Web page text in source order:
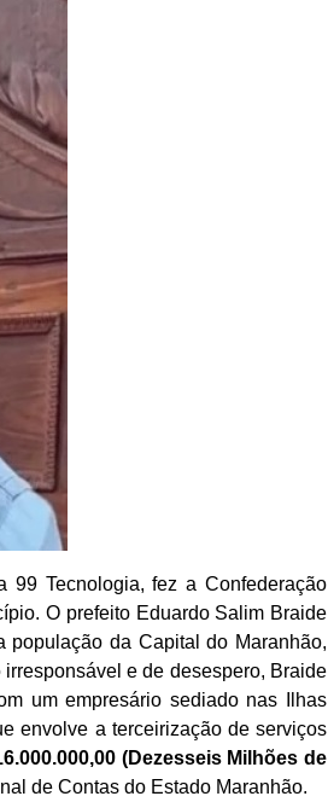
Tecnologia, fez a Confederação
O prefeito Eduardo Salim Braide
população da Capital do Maranhão,
e de desespero, Braide
um empresário sediado nas Ilhas
envolve a terceirização de serviços
(Dezesseis Milhões de
de Contas do Estado Maranhão.